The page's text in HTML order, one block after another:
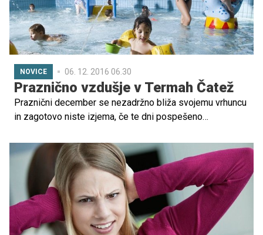
NOVICE 06. 12. 2016 06.30
Praznično vzdušje v Termah Čatež
Praznični december se nezadržno bliža svojemu vrhuncu
in zagotovo niste izjema, če te dni pospešeno
razveselite jih s pobegom iz vsakdanjika, z darilnim
bonom Term Čatež. V razkošju termalnih užitkov si boste
lahko skupaj vzeli čas za trenutke, ki osrečujejo in tako
polni elana zakorakali novoletnim izzivom nasproti.